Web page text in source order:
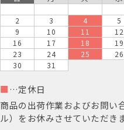
2
3 4 5
9
10 11 12
16
17 18 19
23
24 25 26
30
31
■ …定休日
商品の出荷作業およびお問い
ル）をお休みさせていただき